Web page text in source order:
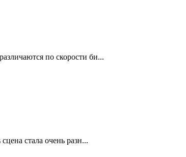
по скорости би...
стала очень разн...